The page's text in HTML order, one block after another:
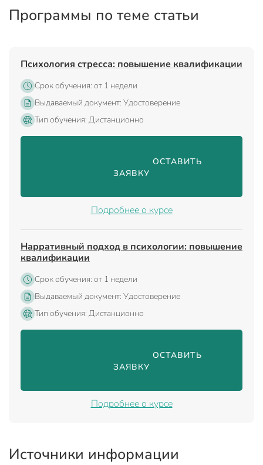
Программы по теме статьи
Психология стресса: повышение квалификации
Срок обучения: от 1 недели
Выдаваемый документ: Удостоверение
Тип обучения: Дистанционно
                                ОСТАВИТЬ
ЗАЯВКУ
Подробнее о курсе
Нарративный подход в психологии: повышение
квалификации
Срок обучения: от 1 недели
Выдаваемый документ: Удостоверение
Тип обучения: Дистанционно
                                ОСТАВИТЬ
ЗАЯВКУ
Подробнее о курсе
Источники информации